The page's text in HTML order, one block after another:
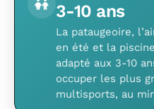
3-10 ans
La pataugeoire,
en été et la
adapté aux 3-10
occuper les plus
multisports, au